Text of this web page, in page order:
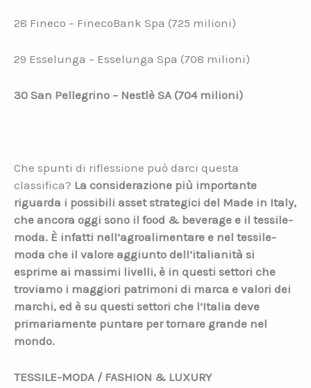
28 Fineco – FinecoBank Spa (725 milioni)
29 Esselunga – Esselunga Spa (708 milioni)
30 San Pellegrino – Nestlè SA (704 milioni)
Che spunti di riflessione può darci questa
classifica? La considerazione più importante
riguarda i possibili asset strategici del Made in Italy,
che ancora oggi sono il food & beverage e il tessile-
moda. È infatti nell’agroalimentare e nel tessile-
moda che il valore aggiunto dell’italianità si
esprime ai massimi livelli, è in questi settori che
troviamo i maggiori patrimoni di marca e valori dei
marchi, ed è su questi settori che l’Italia deve
primariamente puntare per tornare grande nel
mondo.
TESSILE-MODA / FASHION & LUXURY